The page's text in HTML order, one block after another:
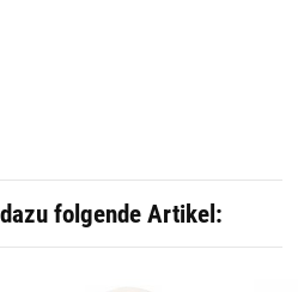
folgende Artikel: